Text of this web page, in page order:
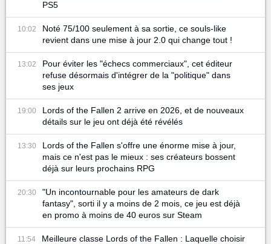
PS5
10:02
Noté 75/100 seulement à sa sortie, ce souls-like
revient dans une mise à jour 2.0 qui change tout !
13:02
Pour éviter les "échecs commerciaux", cet éditeur
refuse désormais d'intégrer de la "politique" dans
ses jeux
19:00
Lords of the Fallen 2 arrive en 2026, et de nouveaux
détails sur le jeu ont déjà été révélés
13:30
Lords of the Fallen s'offre une énorme mise à jour,
mais ce n'est pas le mieux : ses créateurs bossent
déjà sur leurs prochains RPG
20:30
"Un incontournable pour les amateurs de dark
fantasy", sorti il y a moins de 2 mois, ce jeu est déjà
en promo à moins de 40 euros sur Steam
11:54
Meilleure classe Lords of the Fallen : Laquelle choisir